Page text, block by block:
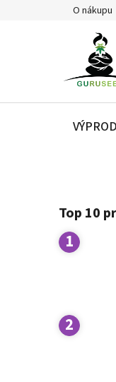
O nákupu
o
s
t
n
n
Top 10